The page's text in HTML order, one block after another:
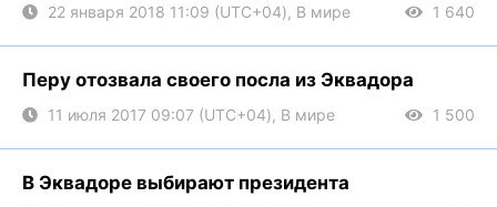
22 января 2018 11:09 (UTC+04), В мире 1 640
Перу отозвала своего посла из Эквадора
11 июля 2017 09:07 (UTC+04), В мире 1 500
В Эквадоре выбирают президента